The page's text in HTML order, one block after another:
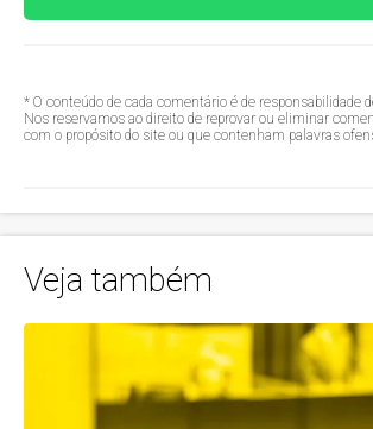
* O conteúdo de cada comentário é de responsabilidade
Nos reservamos ao direito de reprovar ou eliminar
com o propósito do site ou que contenham palavras
Veja também